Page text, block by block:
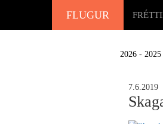
FLUGUR
2026 - 2025
7.6.2019